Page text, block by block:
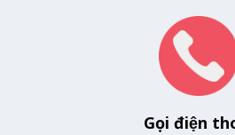
Gọi điện